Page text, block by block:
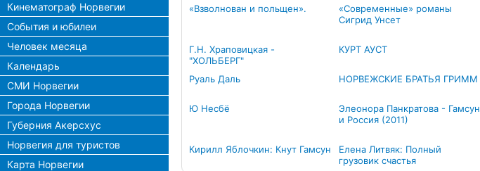
Кинематограф Норвегии
События и юбилеи
Человек месяца
Календарь
СМИ Норвегии
Города Норвегии
Губерния Акерсхус
Норвегия для туристов
Карта Норвегии
«Взволнован и польщен».
«Современные» романы
Сигрид Унсет
Г.Н. Храповицкая -
"ХОЛЬБЕРГ"
КУРТ АУСТ
Руаль Даль
НОРВЕЖСКИЕ БРАТЬЯ ГРИММ
Ю Несбё
Элеонора Панкратова - Гамсун
и Россия (2011)
Кирилл Яблочкин: Кнут Гамсун
Елена Литвяк: Полный
грузовик счастья